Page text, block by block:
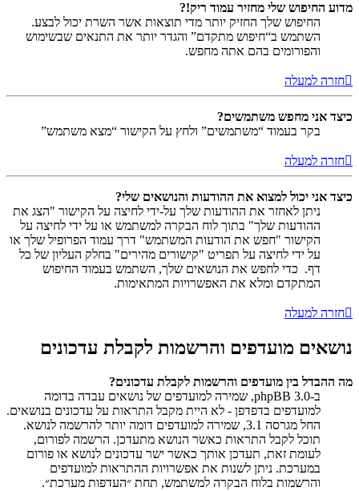
מדוע החיפוש שלי מחזיר עמוד ריק!?
החיפוש שלך החזיק יותר מדי תוצאות אשר השרת יכול לבצע.
השתמש ב“חיפוש מתקדם” והגדר יותר את התנאים שבשימוש
והפורומים בהם אתה מחפש.
חזרה למעלה
כיצד אני מחפש משתמשים?
בקר בעמוד “משתמשים” ולחץ על הקישור “מצא משתמש”
חזרה למעלה
כיצד אני יכול למצוא את ההודעות והנושאים שלי?
ניתן לאחזר את ההודעות שלך על-ידי לחיצה על הקישור "הצג את
ההודעות שלך" בתוך לוח הבקרה למשתמש או על ידי לחיצה על
הקישור "חפש את הודעות המשתמש" דרך עמוד הפרופיל שלך או
על ידי לחיצה על תפריט "קישורים מהירים" בחלק העליון של כל
דף. כדי לחפש את הנושאים שלך, השתמש בעמוד החיפוש
המתקדם ומלא את האפשרויות המתאימות.
חזרה למעלה
נושאים מועדפים והרשמות לקבלת עדכונים
מה ההבדל בין מועדפים והרשמות לקבלת עדכונים?
ב-phpBB 3.0, שמירה למועדפים של נושאים עבדה בדומה
למועדפים בדפדפן - לא היית מקבל התראות על עדכונים בנושאים.
החל מגרסה 3.1, שמירה למועדפים דומה יותר להרשמה לנושא.
תוכל לקבל התראות כאשר הנושא מתעדכן. הרשמה לפורום,
לעומת זאת, תעדכן אותך כאשר ישר עדכונים לנושא או פורום
במערכת. ניתן לשנות את אפשרויות ההתראות למועדפים
והרשמות בלוח הבקרה למשתמש, תחת ״העדפות מערכת״.